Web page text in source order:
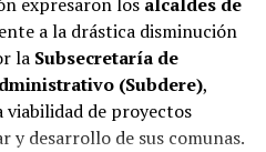
a la drástica disminución
la Subsecretaría de
(Subdere),
de proyectos
y desarrollo de sus comunas.